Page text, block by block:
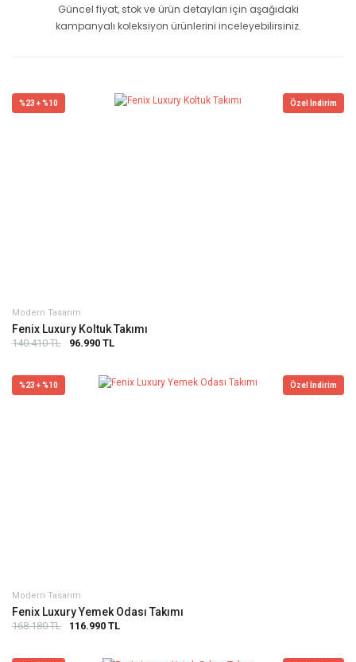
Güncel fiyat, stok ve ürün detayları için aşağıdaki
kampanyalı koleksiyon ürünlerini inceleyebilirsiniz.
%23 + %10 Özel İndirim
Modern Tasarım
Fenix Luxury Koltuk Takımı
140.410 TL 96.990 TL
%23 + %10 Özel İndirim
Modern Tasarım
Fenix Luxury Yemek Odası Takımı
168.180 TL 116.990 TL